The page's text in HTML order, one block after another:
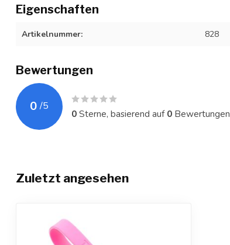
Eigenschaften
Artikelnummer: 828
Bewertungen
0 /5
0Sterne, basierend auf0 Bewertungen
Zuletzt angesehen